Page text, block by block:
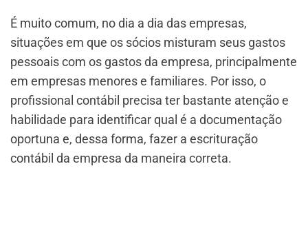
É muito comum, no dia a dia das empresas,
situações em que os sócios misturam seus gastos
pessoais com os gastos da empresa, principalmente
em empresas menores e familiares. Por isso, o
profissional contábil precisa ter bastante atenção e
habilidade para identificar qual é a documentação
oportuna e, dessa forma, fazer a escrituração
contábil da empresa da maneira correta.